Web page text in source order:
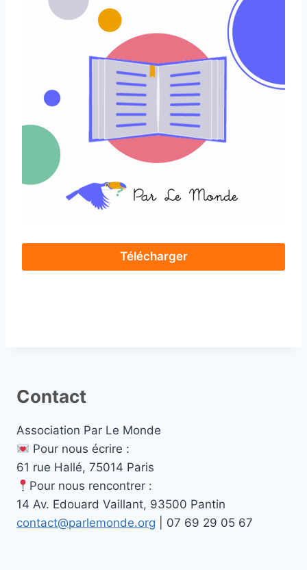
Télécharger
Contact
Association Par Le Monde
Pour nous écrire :
61 rue Hallé, 75014 Paris
Pour nous rencontrer :
14 Av. Edouard Vaillant, 93500 Pantin
contact@parlemonde.org | 07 69 29 05 67